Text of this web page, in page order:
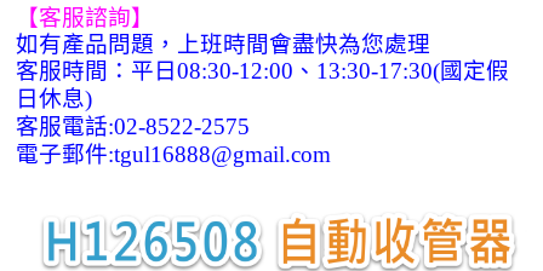
【客服諮詢】
如有產品問題，上班時間會盡快為您處理
客服時間：平日08:30-12:00 、 13:30-17:30(國定假
日休息)
客服電話:02-8522-2575
電子郵件:tgul16888@gmail.com